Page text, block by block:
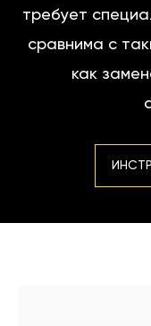
требует
сравнима с
как